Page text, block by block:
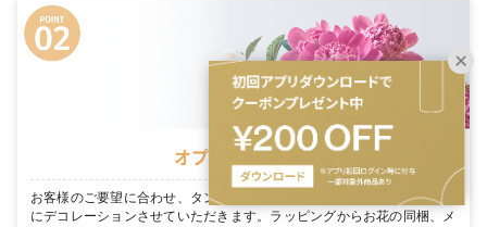
オプションが豊富
お客様のご要望に合わせ、タンプ専門スタッフが1つ1つ手作業で丁寧
にデコレーションさせていただきます。ラッピングからお花の同梱、メ